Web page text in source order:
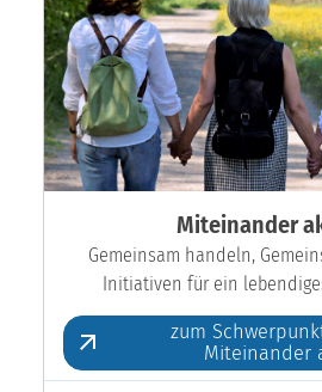
Miteinander
Gemeinsam handeln,
Initiativen für ein
zum
Miteinander